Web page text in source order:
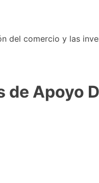
del comercio y las
de Apoyo